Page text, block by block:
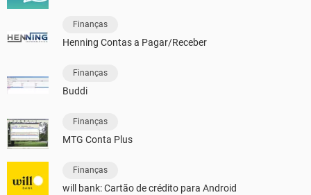
Finanças
Henning Contas a Pagar/Receber
Finanças
Buddi
Finanças
MTG Conta Plus
Finanças
will bank: Cartão de crédito para Android